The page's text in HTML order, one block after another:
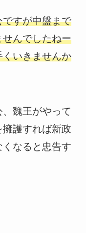
すが中盤まで
んでしたねー
いきませんか
魏王がやって
擁護すれば新政
なると忠告す